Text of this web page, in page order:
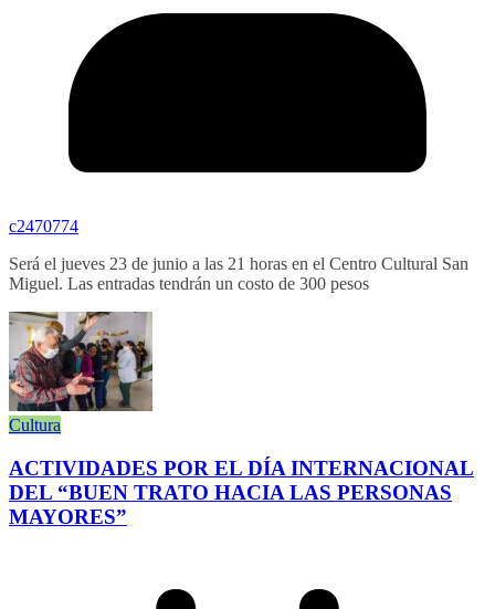
c2470774
Será el jueves 23 de junio a las 21 horas en el Centro Cultural San
Miguel. Las entradas tendrán un costo de 300 pesos
Cultura
ACTIVIDADES POR EL DÍA INTERNACIONAL
DEL “BUEN TRATO HACIA LAS PERSONAS
MAYORES”